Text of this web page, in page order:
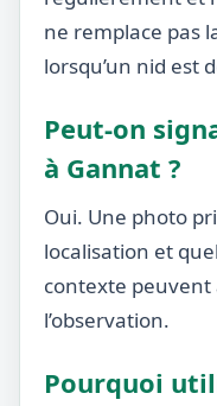
ne remplace pas
lorsqu’un nid est
Peut-on
à Gannat ?
Oui. Une photo
localisation et
contexte
l’observation.
Pourquoi